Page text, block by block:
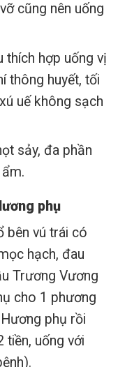
cũng nên uống
thích hợp uống vị
thông huyết, tối
uế không sạch
sảy, đa phần
phụ
bên vú trái có
hạch, đau
Trương Vương
cho 1 phương
phụ rồi
tiền, uống với